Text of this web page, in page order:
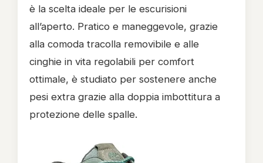
è la scelta ideale per le escurisioni
all’aperto. Pratico e maneggevole, grazie
alla comoda tracolla removibile e alle
cinghie in vita regolabili per comfort
ottimale, è studiato per sostenere anche
pesi extra grazie alla doppia imbottitura a
protezione delle spalle.